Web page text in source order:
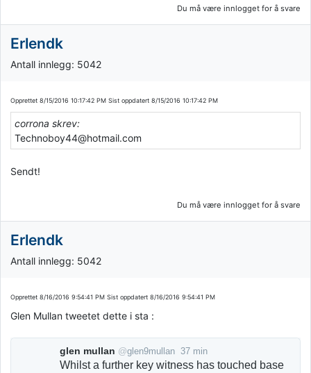
Du må være innlogget for å svare
Erlendk
Antall innlegg: 5042
Opprettet 8/15/2016 10:17:42 PM Sist oppdatert 8/15/2016 10:17:42 PM
corrona skrev:
Technoboy44@hotmail.com
Sendt!
Du må være innlogget for å svare
Erlendk
Antall innlegg: 5042
Opprettet 8/16/2016 9:54:41 PM Sist oppdatert 8/16/2016 9:54:41 PM
Glen Mullan tweetet dette i sta :
glen mullan @glen9mullan 37 min
Whilst a further key witness has touched base